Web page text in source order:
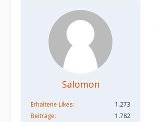
Salomon
Erhaltene Likes
1.273
Beiträge
1.782